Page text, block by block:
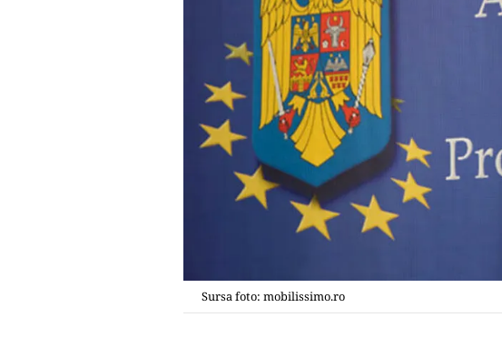
Sursa foto: mobilissimo.ro